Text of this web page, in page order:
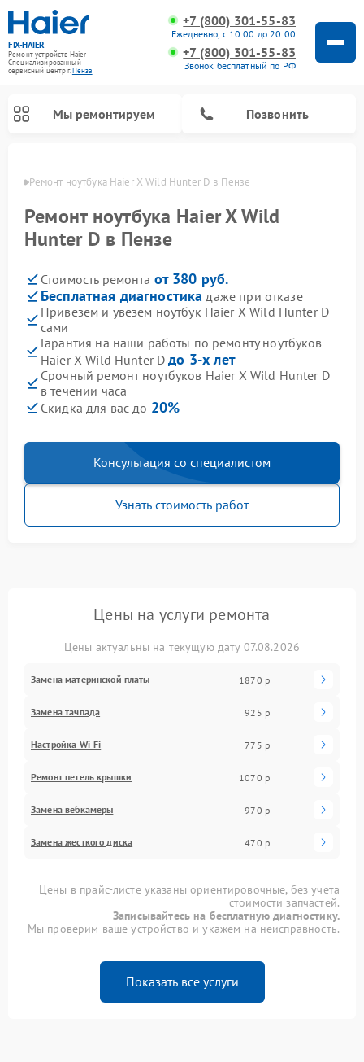
FIX-HAIER
Ремонт устройств Haier
Специализированный
cервисный центр г.Пенза
+7 (800) 301-55-83
Ежедневно, с 10:00 до 20:00
+7 (800) 301-55-83
Звонок бесплатный по РФ
Мы ремонтируем Позвонить
Ремонт ноутбука Haier X Wild Hunter D в Пензе
Ремонт ноутбука Haier X Wild
Hunter D в Пензе
Стоимость ремонта от 380 руб.
Бесплатная диагностика даже при отказе
Привезем и увезем ноутбук Haier X Wild Hunter D
сами
Гарантия на наши работы по ремонту ноутбуков
Haier X Wild Hunter Dдо 3-х лет
Срочный ремонт ноутбуков Haier X Wild Hunter D
в течении часа
Скидка для вас до 20%
Консультация со специалистом
Узнать стоимость работ
Цены на услуги ремонта
Цены актуальны на текущую дату 07.08.2026
Замена материнской платы 1870 р
Замена тачпада 925 р
Настройка Wi-Fi 775 р
Ремонт петель крышки 1070 р
Замена вебкамеры 970 р
Замена жесткого диска 470 р
Цены в прайс-листе указаны ориентировочные, без учета
стоимости запчастей.
Записывайтесь на бесплатную диагностику.
Мы проверим ваше устройство и укажем на неисправность.
Показать все услуги